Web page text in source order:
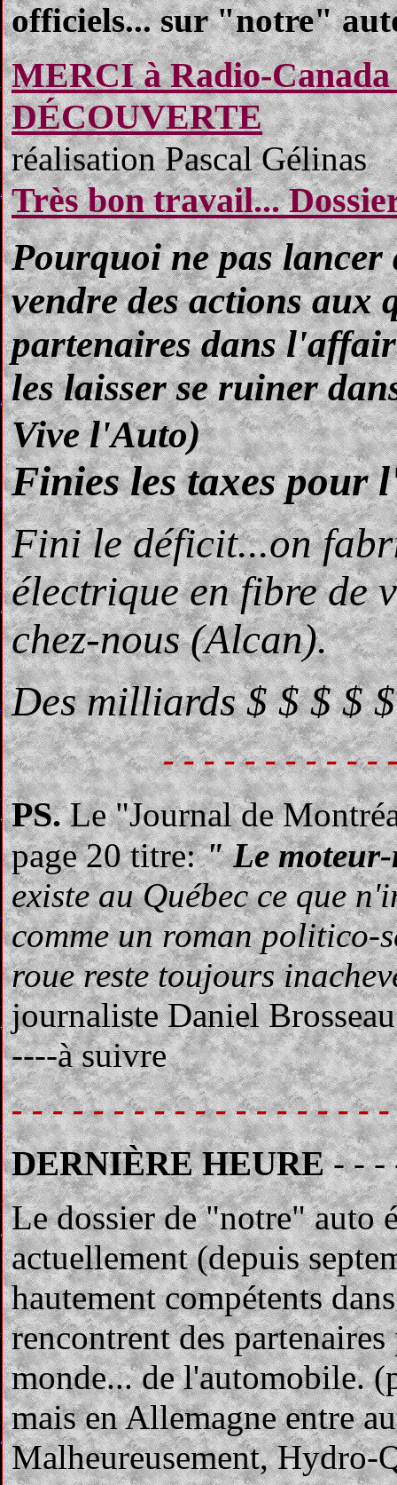
officiels... sur "notre"
MERCI à Radio-
DÉCOUVERTE
réalisation Pascal Gélinas
Très bon travail...
Pourquoi ne pas lancer
vendre des actions aux
partenaires dans
les laisser se ruiner
Vive l'Auto)
Finies les taxes pour
Fini le déficit...on
électrique en fibre de
chez-nous (Alcan).
Des milliards $ $ $ $
- - - - - - - - - - -
PS.Le "Journal de
page 20 titre:" Le
existe au Québec ce que
comme un roman politico-
roue reste toujours
journaliste Daniel
----à suivre
- - - - - - - - - - - - - - - - - -
DERNIÈRE HEURE- - -
Le dossier de "notre" auto
actuellement (depuis
hautement compétents
rencontrent des
monde... de l'automobile.
mais en Allemagne entre
Malheureusement, Hydro-